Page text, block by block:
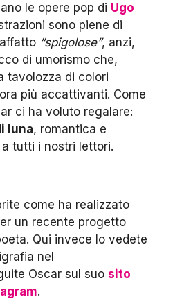
le opere pop di Ugo
sono piene di
“spigolose”, anzi,
di umorismo che,
tavolozza di colori
più accattivanti. Come
ci ha voluto regalare:
luna, romantica e
tutti i nostri lettori.
come ha realizzato
un recente progetto
Qui invece lo vedete
nel
Oscar sul suo sito
.